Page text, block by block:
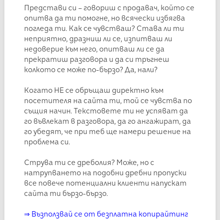
Представи си – говориш с продавач, който се
опитва да ти помогне, но всячески избягва
погледа ти. Как се чувстваш? Става ли ти
неприятно, дразниш ли се, изпитваш ли
недоверие към него, опитваш ли се да
прекратиш разговора и да си тръгнеш
колкото се може по-бързо? Да, нали?
Когато НЕ се обръщаш директно към
посетителя на сайта ти, той се чувства по
същия начин. Текстовете ти не успяват да
го въвлекат в разговора, да го ангажират, да
го убедят, че при теб ще намери решение на
проблема си.
Струва ти се дреболия? Може, но с
натрупването на подобни дребни пропуски
все повече потенциални клиенти напускат
сайта ти бързо-бързо.
⇒ Възползвай се от безплатна копирайтинг